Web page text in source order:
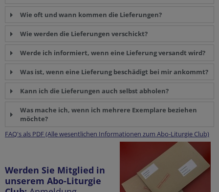
Wie oft und wann kommen die Lieferungen?
Wie werden die Lieferungen verschickt?
Werde ich informiert, wenn eine Lieferung versandt wird?
Was ist, wenn eine Lieferung beschädigt bei mir ankommt?
Kann ich die Lieferungen auch selbst abholen?
Was mache ich, wenn ich mehrere Exemplare beziehen
möchte?
FAQ's als PDF (Alle wesentlichen Informationen zum Abo-Liturgie Club)
Werden Sie Mitglied in
unserem Abo-Liturgie